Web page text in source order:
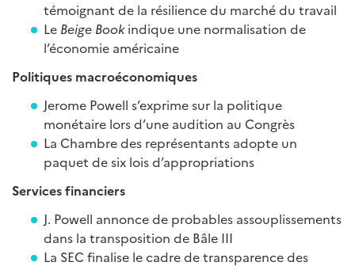
témoignant de la résilience du marché du travail
Le Beige Bookindique une normalisation de
l’économie américaine
Politiques macroéconomiques
Jerome Powell s’exprime sur la politique
monétaire lors d’une audition au Congrès
La Chambre des représentants adopte un
paquet de six lois d’appropriations
Services financiers
J. Powell annonce de probables assouplissements
dans la transposition de Bâle III
La SEC finalise le cadre de transparence des